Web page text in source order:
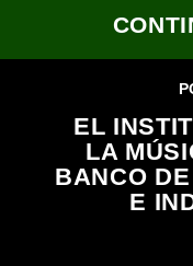
EL
LA
BANCO
E